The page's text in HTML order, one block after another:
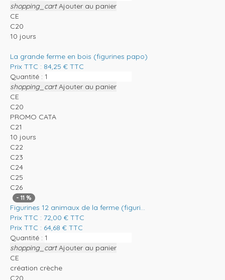
shopping_cart Ajouter au panier
CE
C20
10 jours
La grande ferme en bois (figurines papo)
Prix TTC : 84,25 € TTC
Quantité :
shopping_cart Ajouter au panier
CE
C20
PROMO CATA
C21
10 jours
C22
C23
C24
C25
C26
- 11 %
Figurines 12 animaux de la ferme (figuri...
Prix TTC : 72,00 € TTC
Prix TTC : 64,68 € TTC
Quantité :
shopping_cart Ajouter au panier
CE
création crèche
C20